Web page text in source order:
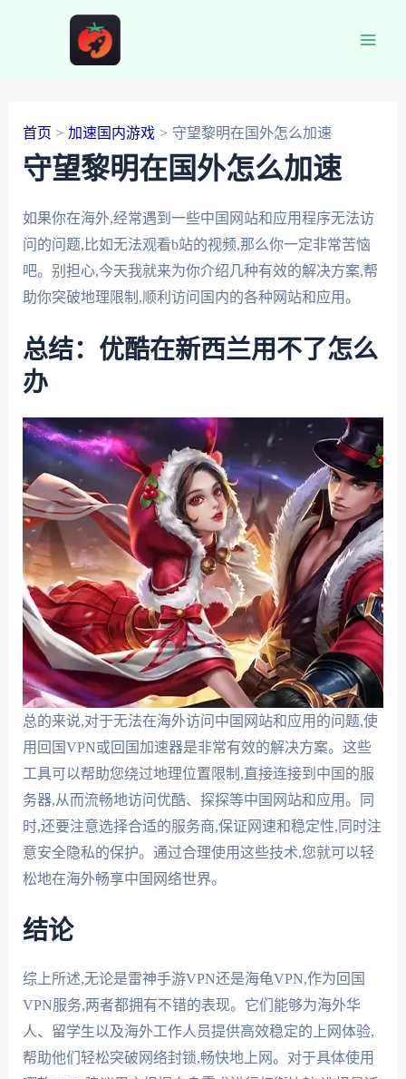
首页 加速国内游戏 守望黎明在国外怎么加速
守望黎明在国外怎么加速
如果你在海外,经常遇到一些中国网站和应用程序无法访
问的问题,比如无法观看b站的视频,那么你一定非常苦恼
吧。别担心,今天我就来为你介绍几种有效的解决方案,帮
助你突破地理限制,顺利访问国内的各种网站和应用。
总结：优酷在新西兰用不了怎么
办
总的来说,对于无法在海外访问中国网站和应用的问题,使
用回国VPN或回国加速器是非常有效的解决方案。这些
工具可以帮助您绕过地理位置限制,直接连接到中国的服
务器,从而流畅地访问优酷、探探等中国网站和应用。同
时,还要注意选择合适的服务商,保证网速和稳定性,同时注
意安全隐私的保护。通过合理使用这些技术,您就可以轻
松地在海外畅享中国网络世界。
结论
综上所述,无论是雷神手游VPN还是海龟VPN,作为回国
VPN服务,两者都拥有不错的表现。它们能够为海外华
人、留学生以及海外工作人员提供高效稳定的上网体验,
帮助他们轻松突破网络封锁,畅快地上网。对于具体使用